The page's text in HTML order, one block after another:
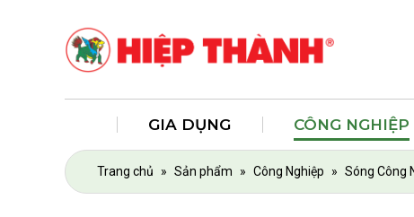
GIA DỤNG CÔNG NGHIỆP
Trang chủ » Sản phẩm » Công Nghiệp » Sóng Công